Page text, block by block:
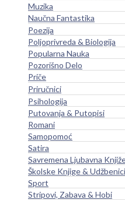
Muzika
Naučna Fantastika
Poezija
Poljoprivreda & Biologija
Popularna Nauka
Pozorišno Delo
Priče
Priručnici
Psihologija
Putovanja & Putopisi
Romani
Samopomoć
Satira
Savremena Ljubavna
Školske Knjige & Udžbenici
Sport
Stripovi, Zabava & Hobi